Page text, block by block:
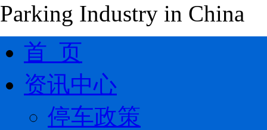
Parking Industry in China
首 页
资讯中心
停车政策